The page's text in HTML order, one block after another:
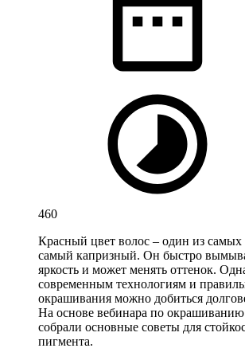
460
Красный цвет волос – один из
самый капризный. Он быстро
яркость и может менять оттенок.
современным технологиям и
окрашивания можно добиться
На основе вебинара по
собрали основные советы для
пигмента.